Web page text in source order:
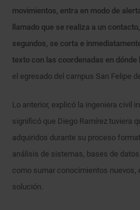
movimientos, entra en modo de
llamado que se realiza a un
segundos, se corta e
texto con las coordenadas en
el egresado del campus San Felipe
Lo anterior, explicó la ingeniera civil
significó que Diego Ramírez tuviera
adquiridos durante su proceso
análisis de sistemas, bases de
como sumar conocimientos nuevos,
solución.